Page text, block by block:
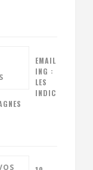
EMAIL
ING :
LES
INDIC